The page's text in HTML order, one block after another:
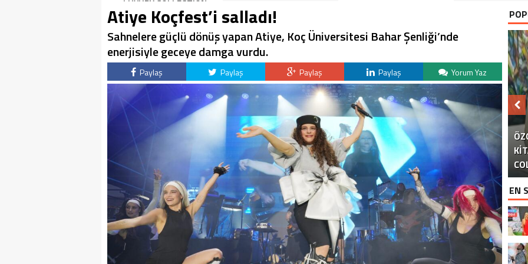
Atiye Koçfest’i salladı!
Sahnelere güçlü dönüş yapan Atiye, Koç Üniversitesi Bahar Şenliği’nde
enerjisiyle geceye damga vurdu.
Paylaş Paylaş Paylaş Paylaş Yorum Yaz
EN